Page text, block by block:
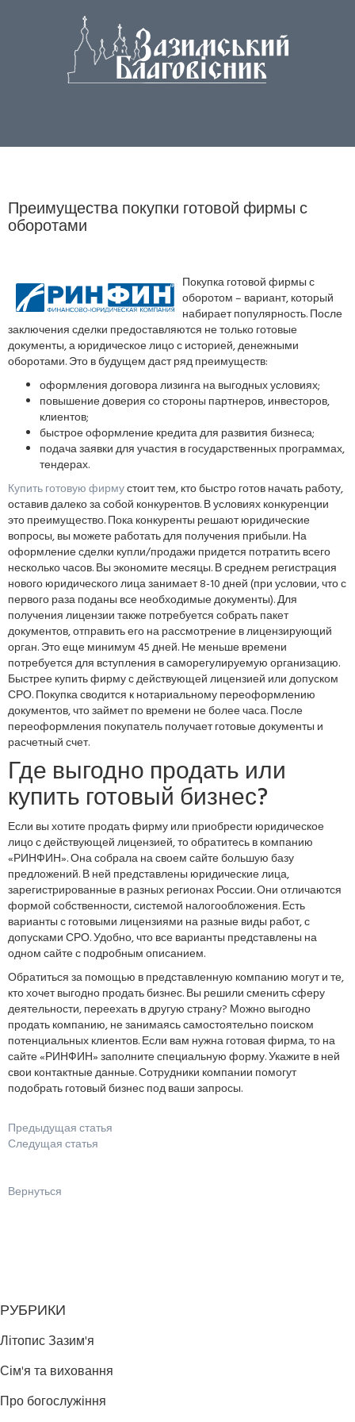
Преимущества покупки готовой фирмы с
оборотами
Покупка готовой фирмы с
оборотом – вариант, который
набирает популярность. После
заключения сделки предоставляются не только готовые
документы, а юридическое лицо с историей, денежными
оборотами. Это в будущем даст ряд преимуществ:
оформления договора лизинга на выгодных условиях;
повышение доверия со стороны партнеров, инвесторов,
клиентов;
быстрое оформление кредита для развития бизнеса;
подача заявки для участия в государственных программах,
тендерах.
Купить готовую фирмустоит тем, кто быстро готов начать работу,
оставив далеко за собой конкурентов. В условиях конкуренции
это преимущество. Пока конкуренты решают юридические
вопросы, вы можете работать для получения прибыли. На
оформление сделки купли/продажи придется потратить всего
несколько часов. Вы экономите месяцы. В среднем регистрация
нового юридического лица занимает 8-10 дней (при условии, что с
первого раза поданы все необходимые документы). Для
получения лицензии также потребуется собрать пакет
документов, отправить его на рассмотрение в лицензирующий
орган. Это еще минимум 45 дней. Не меньше времени
потребуется для вступления в саморегулируемую организацию.
Быстрее купить фирму с действующей лицензией или допуском
СРО. Покупка сводится к нотариальному переоформлению
документов, что займет по времени не более часа. После
переоформления покупатель получает готовые документы и
расчетный счет.
Где выгодно продать или
купить готовый бизнес?
Если вы хотите продать фирму или приобрести юридическое
лицо с действующей лицензией, то обратитесь в компанию
«РИНФИН». Она собрала на своем сайте большую базу
предложений. В ней представлены юридические лица,
зарегистрированные в разных регионах России. Они отличаются
формой собственности, системой налогообложения. Есть
варианты с готовыми лицензиями на разные виды работ, с
допусками СРО. Удобно, что все варианты представлены на
одном сайте с подробным описанием.
Обратиться за помощью в представленную компанию могут и те,
кто хочет выгодно продать бизнес. Вы решили сменить сферу
деятельности, переехать в другую страну? Можно выгодно
продать компанию, не занимаясь самостоятельно поиском
потенциальных клиентов. Если вам нужна готовая фирма, то на
сайте «РИНФИН» заполните специальную форму. Укажите в ней
свои контактные данные. Сотрудники компании помогут
подобрать готовый бизнес под ваши запросы.
Предыдущая статья
Следущая статья
Вернуться
РУБРИКИ
Літопис Зазим'я
Сім'я та виховання
Про богослужіння